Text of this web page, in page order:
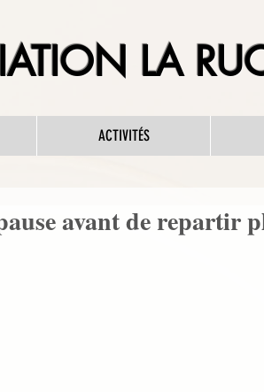
LA
avant de repartir
ACTIVITÉS